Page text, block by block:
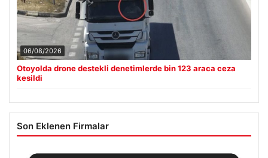
06/08/2026
Otoyolda drone destekli denetimlerde bin 123 araca ceza
kesildi
Son Eklenen Firmalar